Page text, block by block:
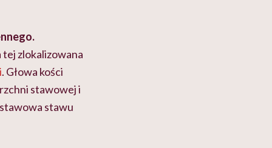
tej zlokalizowana
. Głowa kości
stawowej i
stawu